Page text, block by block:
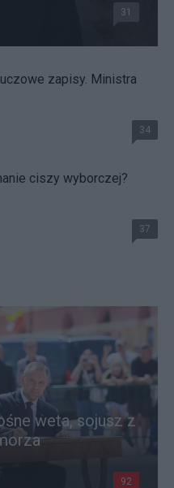
31
zapisy. Ministra
34
ciszy wyborczej?
37
weta, sojusz z
92